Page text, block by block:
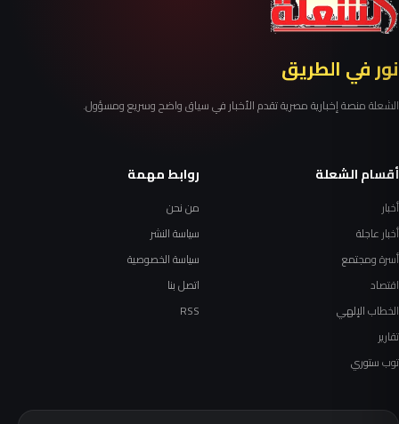
نور في الطريق
الشعلة منصة إخبارية مصرية تقدم الأخبار في سياق واضح وسريع ومسؤول.
أقسام الشعلة
أخبار
أخبار عاجلة
أسرة ومجتمع
اقتصاد
الخطاب الإلهي
تقارير
توب ستوري
روابط مهمة
من نحن
سياسة النشر
سياسة الخصوصية
اتصل بنا
RSS